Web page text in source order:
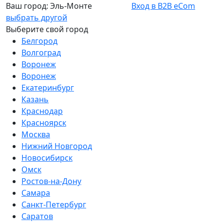
Ваш город: Эль-Монте
выбрать другой
Выберите свой город
Белгород
Волгоград
Воронеж
Воронеж
Екатеринбург
Казань
Краснодар
Красноярск
Москва
Нижний Новгород
Новосибирск
Омск
Ростов-на-Дону
Самара
Санкт-Петербург
Саратов
Вход в B2B eCom